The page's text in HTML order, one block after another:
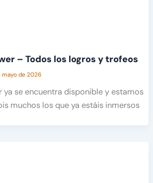
– Todos los logros y trofeos
mayo de 2026
ya se encuentra disponible y estamos
muchos los que ya estáis inmersos